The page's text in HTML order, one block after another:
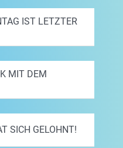
IST LETZTER
MIT DEM
SICH GELOHNT!